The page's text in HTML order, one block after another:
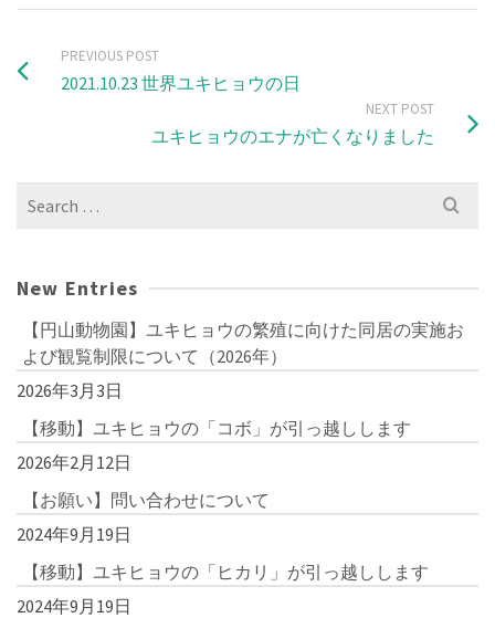
PREVIOUS POST
2021.10.23 世界ユキヒョウの日
NEXT POST
ユキヒョウのエナが亡くなりました
Search
New Entries
【円山動物園】ユキヒョウの繁殖に向けた同居の実施お
よび観覧制限について（2026年）
2026年3月3日
【移動】ユキヒョウの「コボ」が引っ越しします
2026年2月12日
【お願い】問い合わせについて
2024年9月19日
【移動】ユキヒョウの「ヒカリ」が引っ越しします
2024年9月19日